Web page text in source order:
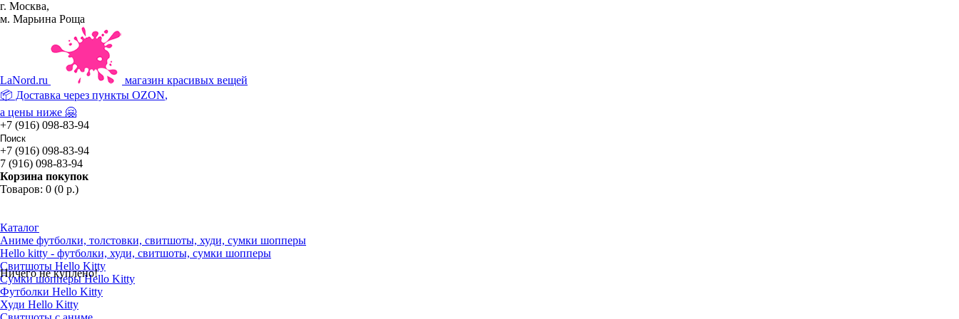
г. Москва,
м. Марьина Роща
LaNord.ru
магазин красивых вещей
📦 Доставка через пункты OZON,
а цены ниже 🤗
+7 (916) 098-83-94
+7 (916) 098-83-94
7 (916) 098-83-94
Корзина покупок
Товаров: 0 (0 р.)
Ничего не куплено!
Каталог
Аниме футболки, толстовки, свитшоты, худи, сумки шопперы
Hello kitty - футболки, худи, свитшоты, сумки шопперы
Свитшоты Hello Kitty
Сумки шопперы Hello Kitty
Футболки Hello Kitty
Худи Hello Kitty